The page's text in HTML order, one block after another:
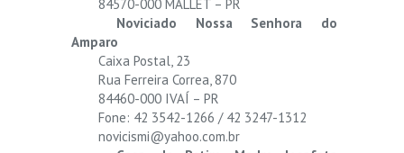
84570-000 MALLET – PR
Noviciado Nossa Senhora do
Amparo
Caixa Postal, 23
Rua Ferreira Correa, 870
84460-000 IVAÍ – PR
Fone: 42 3542-1266 / 42 3247-1312
novicismi@yahoo.com.br